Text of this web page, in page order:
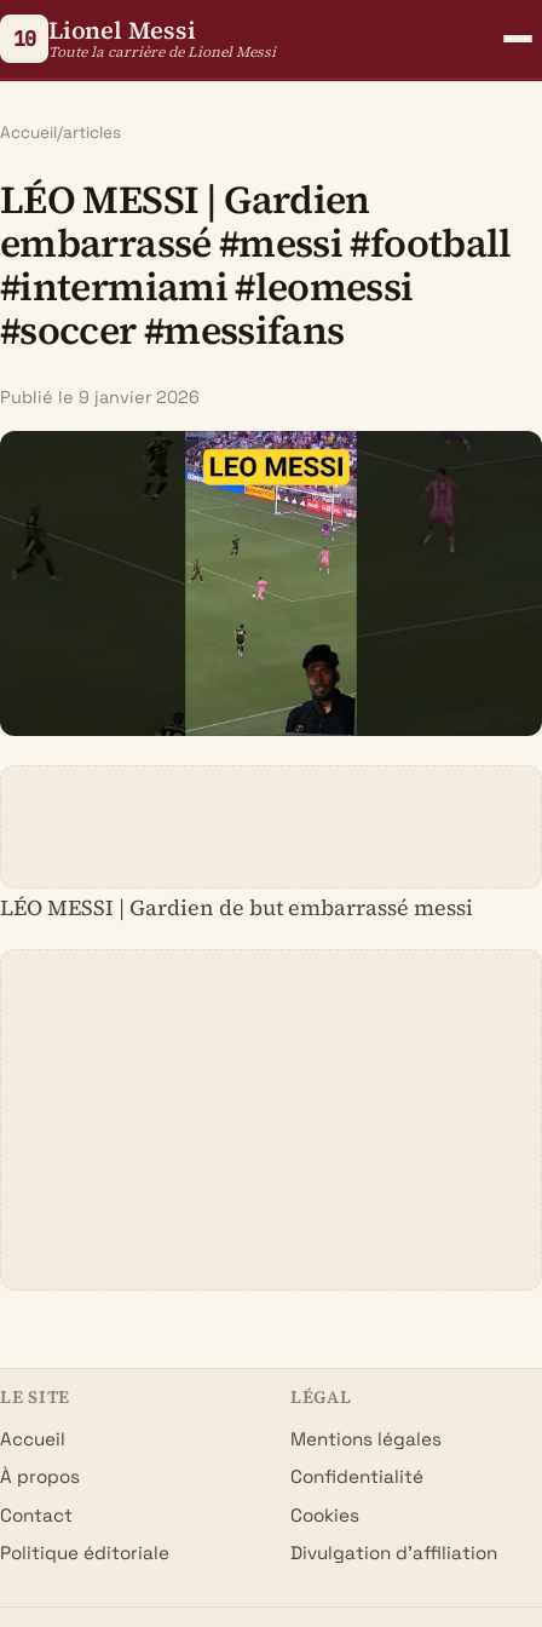
10 Lionel Messi
Toute la carrière de Lionel Messi
Accueil/articles
LÉO MESSI | Gardien
embarrassé #messi #football
#intermiami #leomessi
#soccer #messifans
Publié le 9 janvier 2026
LÉO MESSI | Gardien de but embarrassé messi
LE SITE
Accueil
À propos
Contact
Politique éditoriale
LÉGAL
Mentions légales
Confidentialité
Cookies
Divulgation d’affiliation